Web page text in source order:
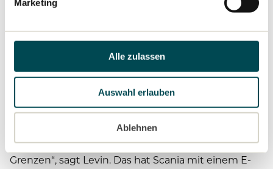
Marketing
Alle zulassen
Auswahl erlauben
Ablehnen
gestellt. Von Dezember 2022 bis März 2023
Großserien-E-Lkw einer Wintererprobung in Nord-
Schweden. Dort zeigte der für Tagesreichweiten
zwischen 600 und 800 Kilometern taugliche MAN
eTruck, dass er auch bei Eis, Schnee und
Temperaturen bis zu minus 40 Grad problemlos
funktioniert. „Es gibt für den Einsatz
batterieelektrischer Fahrzeuge technisch keine
Grenzen“, sagt Levin. Das hat Scania mit einem E-